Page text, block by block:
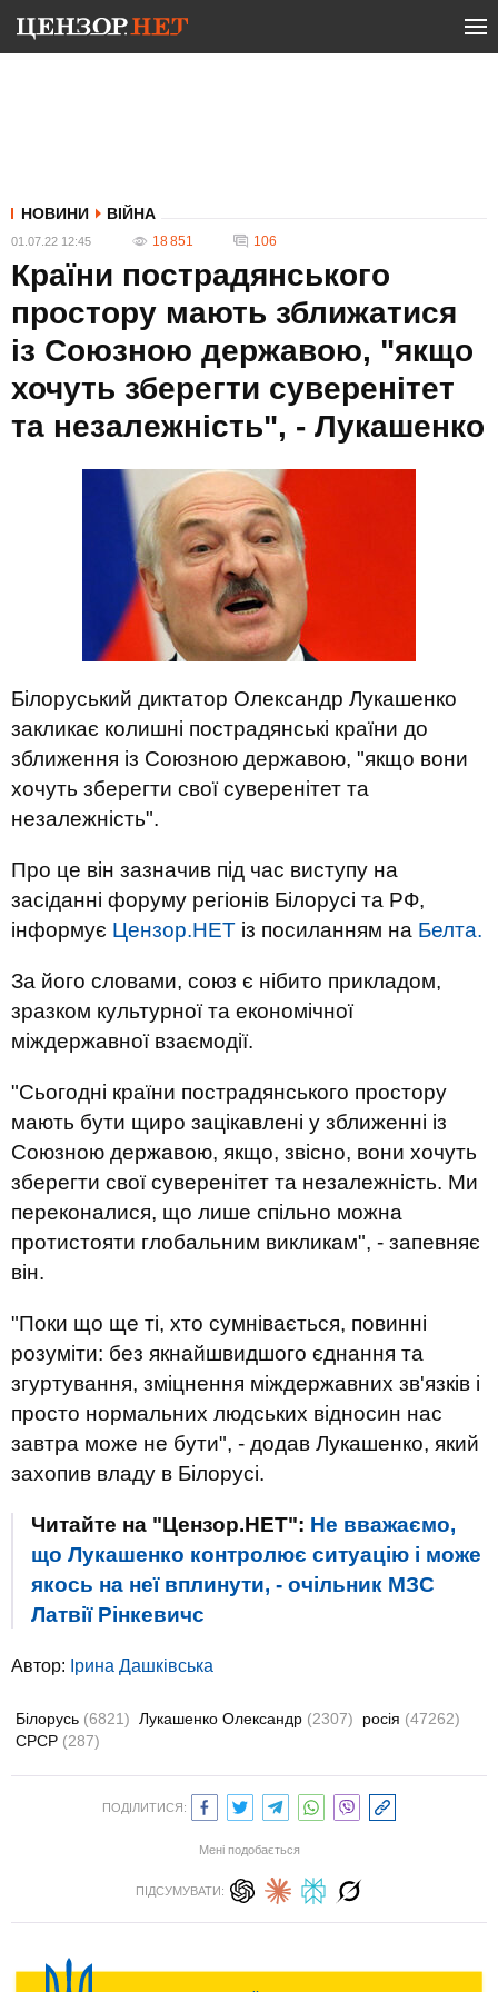
НОВИНИ ВІЙНА
01.07.22 12:45 18 851 106
Країни пострадянського
простору мають зближатися
із Союзною державою, "якщо
хочуть зберегти суверенітет
та незалежність", - Лукашенко
Білоруський диктатор Олександр Лукашенко
закликає колишні пострадянські країни до
зближення із Союзною державою, "якщо вони
хочуть зберегти свої суверенітет та
незалежність".
Про це він зазначив під час виступу на
засіданні форуму регіонів Білорусі та РФ,
інформує Цензор.НЕТ із посиланням на Белта.
За його словами, союз є нібито прикладом,
зразком культурної та економічної
міждержавної взаємодії.
"Сьогодні країни пострадянського простору
мають бути щиро зацікавлені у зближенні із
Союзною державою, якщо, звісно, ​​вони хочуть
зберегти свої суверенітет та незалежність. Ми
переконалися, що лише спільно можна
протистояти глобальним викликам", - запевняє
він.
"Поки що ще ті, хто сумнівається, повинні
розуміти: без якнайшвидшого єднання та
згуртування, зміцнення міждержавних зв'язків і
просто нормальних людських відносин нас
завтра може не бути", - додав Лукашенко, який
захопив владу в Білорусі.
Читайте на "Цензор.НЕТ": Не вважаємо,
що Лукашенко контролює ситуацію і може
якось на неї вплинути, - очільник МЗС
Латвії Рінкевичс
Автор: Ірина Дашківська
Білорусь (6821) Лукашенко Олександр (2307) росія (47262)
СРСР (287)
ПОДІЛИТИСЯ:
Мені подобається
ПІДСУМУВАТИ: